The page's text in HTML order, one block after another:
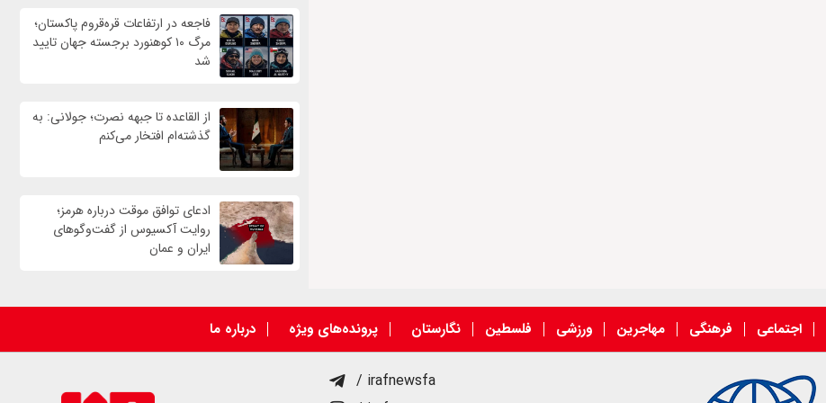
فاجعه در ارتفاعات قره‌قروم پاکستان؛
مرگ ۱۰ کوهنورد برجسته جهان تایید
شد
از القاعده تا جبهه نصرت؛ جولانی: به
گذشته‌ام افتخار می‌کنم
ادعای توافق موقت درباره هرمز؛
روایت آکسیوس از گفت‌وگوهای
ایران و عمان
اجتماعی فرهنگی مهاجرین ورزشی فلسطین نگارستان پرونده‌های ویژه درباره ما
/ irafnewsfa